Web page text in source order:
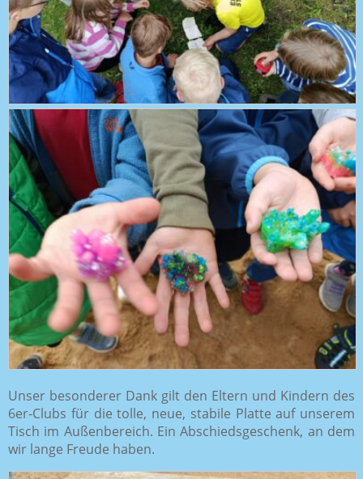
Unser besonderer Dank gilt den Eltern und Kindern des
6er-Clubs für die tolle, neue, stabile Platte auf unserem
Tisch im Außenbereich. Ein Abschiedsgeschenk, an dem
wir lange Freude haben.